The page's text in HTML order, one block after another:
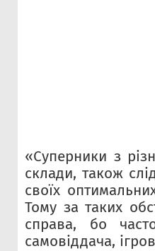
«Суперники з
склади, також
своїх
Тому за таких
справа, бо
самовіддача,